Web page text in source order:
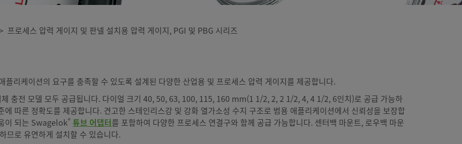
프로세스 압력 게이지 및 판넬 설치용 압력 게이지, PGI 및 PBG 시리즈
리케이션의 요구를 충족할 수 있도록 설계된 다양한 산업용 및 프로세스 압력 게이지를 제공합니다.
충전 모델 모두 공급됩니다. 다이얼 크기 40, 50, 63, 100, 115, 160 mm(1 1/2, 2, 2 1/2, 4, 4 1/2, 6인치)로 공급 가능하
따른 정확도를 제공합니다. 견고한 스테인리스강 및 강화 열가소성 수지 구조로 범용 애플리케이션에서 신뢰성을 보장합
이 되는 Swagelok® 튜브 어댑터를 포함하여 다양한 프로세스 연결구와 함께 공급 가능합니다. 센터백 마운트, 로우백 마운
므로 유연하게 설치할 수 있습니다.